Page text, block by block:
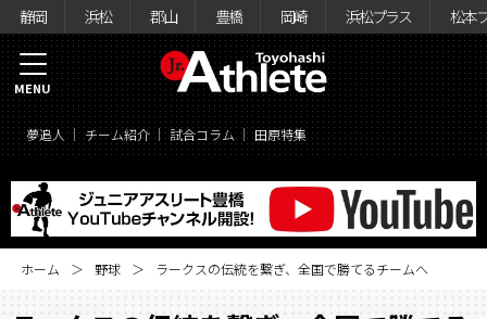
静岡 浜松 郡山 豊橋 岡崎 浜松プラス 松本
夢追人 チーム紹介 試合コラム 田原特集
MENU
ホーム 野球 ラークスの伝統を繋ぎ、全国で勝てるチームへ